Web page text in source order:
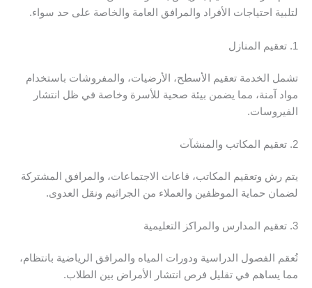
لتلبية احتياجات الأفراد والمرافق العامة والخاصة على حد سواء.
1. تعقيم المنازل
تشمل الخدمة تعقيم الأسطح، الأرضيات، والمفروشات باستخدام
مواد آمنة، مما يضمن بيئة صحية للأسرة وخاصة في ظل انتشار
الفيروسات.
2. تعقيم المكاتب والمنشآت
يتم رش وتعقيم المكاتب، قاعات الاجتماعات، والمرافق المشتركة
لضمان حماية الموظفين والعملاء من الجراثيم ونقل العدوى.
3. تعقيم المدارس والمراكز التعليمية
تُعقم الفصول الدراسية ودورات المياه والمرافق الرياضية بانتظام،
مما يساهم في تقليل فرص انتشار الأمراض بين الطلاب.